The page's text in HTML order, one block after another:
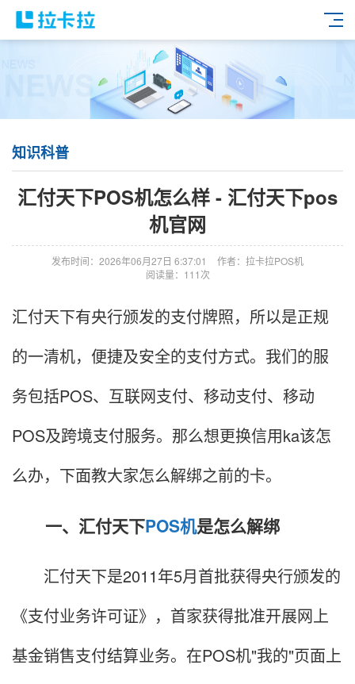
知识科普
汇付天下POS机怎么样 - 汇付天下pos
机官网
发布时间：2026年06月27日 6:37:01
作者：拉卡拉POS机
阅读量：111次
汇付天下有央行颁发的支付牌照，所以是正规
的一清机，便捷及安全的支付方式。我们的服
务包括POS、互联网支付、移动支付、移动
POS及跨境支付服务。那么想更换信用ka该怎
么办，下面教大家怎么解绑之前的卡。
一、汇付天下POS机是怎么解绑
汇付天下是2011年5月首批获得央行颁发的
《支付业务许可证》，首家获得批准开展网上
基金销售支付结算业务。在POS机"我的"页面上